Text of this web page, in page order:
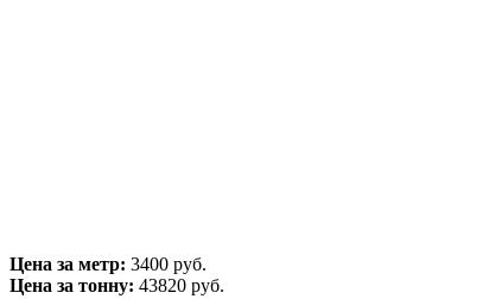
Цена за метр: 3400 руб.
Цена за тонну: 43820 руб.